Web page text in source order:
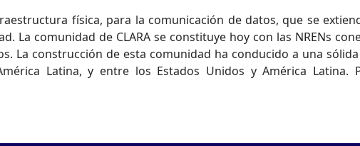
física, para la comunicación de datos, que se
La comunidad de CLARA se constituye hoy con las NRENs
La construcción de esta comunidad ha conducido a una
Latina, y entre los Estados Unidos y América